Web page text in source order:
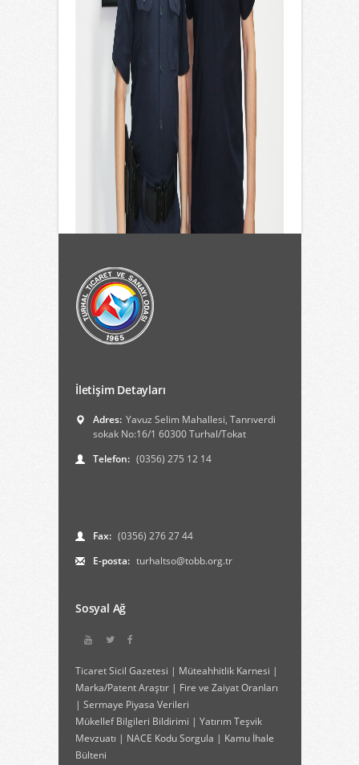
İletişim Detayları
Adres: Yavuz Selim Mahallesi, Tanrıverdi
sokak No:16/1 60300 Turhal/Tokat
Telefon: (0356) 275 12 14
Fax: (0356) 276 27 44
E-posta: turhaltso@tobb.org.tr
Sosyal Ağ
Ticaret Sicil Gazetesi | Müteahhitlik Karnesi |
Marka/Patent Araştır | Fire ve Zaiyat Oranları
| Sermaye Piyasa Verileri
Mükellef Bilgileri Bildirimi | Yatırım Teşvik
Mevzuatı | NACE Kodu Sorgula | Kamu İhale
Bülteni